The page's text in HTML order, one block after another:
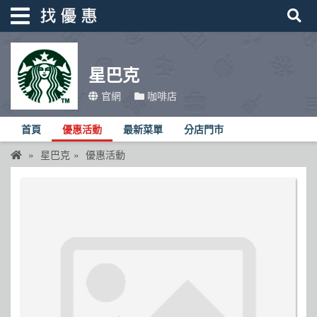
星巴克
官網 咖啡店
首頁 優惠活動 最新菜單 分店門市
星巴克 優惠活動
找優惠
首頁
優惠活動
折價卷